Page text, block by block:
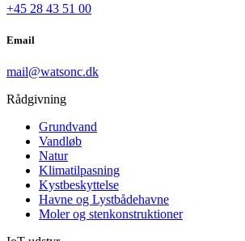
+45 28 43 51 00
Email
mail@watsonc.dk
Rådgivning
Grundvand
Vandløb
Natur
Klimatilpasning
Kystbeskyttelse
Havne og Lystbådehavne
Moler og stenkonstruktioner